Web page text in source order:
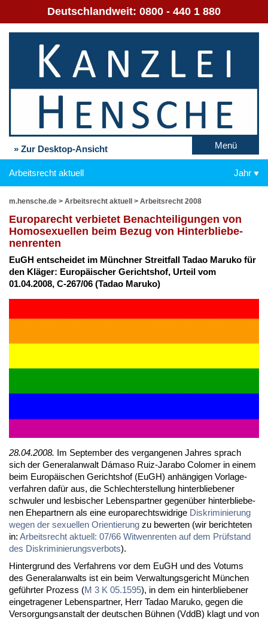
Deutschlandweit: 0800 - 440 1 880
» Zur Desktop-Ansicht Menü
Arbeitsrecht aktuell Jahr
m.hensche.de > Arbeitsrecht aktuell > Arbeitsrecht 2008
Eu­ro­pa­recht ver­bie­tet Be­nach­tei­li­gun­gen von
Ho­mo­se­xu­el­len beim Be­zug von Hin­ter­blie­be­
nen­ren­ten
EuGH ent­schei­det im Münch­ner Streit­fall Ta­dao Ma­ru­ko für
den Klä­ger: Eu­ro­päi­scher Ge­richts­hof, Ur­teil vom
01.04.2008, C-267/06 (Ta­dao Ma­ru­ko)
28.04.2008. Im Sep­tem­ber des ver­gan­ge­nen Jah­res sprach
sich der Ge­ne­ral­an­walt Dá­ma­so Ruiz-Ja­rabo Co­lo­mer in ei­nem
beim Eu­ro­päi­schen Ge­richts­hof (EuGH) an­hän­gi­gen Vor­la­ge­
ver­fah­ren da­für aus, die Schlech­ter­stel­lung hin­ter­blie­be­ner
schwu­ler und les­bi­scher Le­bens­part­ner ge­gen­über hin­ter­blie­be­
nen Ehe­part­nern als ei­ne eu­ro­pa­rechts­wid­ri­ge Dis­kri­mi­nie­rung
we­gen der se­xu­el­len Ori­en­tie­rung zu be­wer­ten (wir be­rich­te­ten
in: Ar­beits­recht ak­tu­ell: 07/66 Wit­wen­ren­ten auf dem Prüf­stand
des Dis­kri­mi­nie­rungs­ver­bots).
Hin­ter­grund des Ver­fah­rens vor dem EuGH und des Vo­tums
des Ge­ne­ral­an­walts ist ein beim Ver­wal­tungs­ge­richt Mün­chen
ge­führ­ter Pro­zess (M 3 K 05.1595), in dem ein hin­ter­blie­be­ner
ein­ge­tra­ge­ner Le­bens­part­ner, Herr Ta­dao Ma­ru­ko, ge­gen die
Ver­sor­gungs­an­stalt der deut­schen Büh­nen (VddB) klagt und von